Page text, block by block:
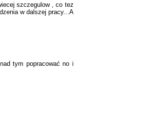
szczegulow , co tez
w dalszej pracy...A
tym popracować no i